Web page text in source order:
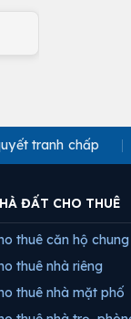
tranh chấp
ĐẤT CHO THUÊ
thuê căn hộ
thuê nhà riêng
thuê nhà mặt phố